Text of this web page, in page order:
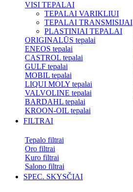
VISI TEPALAI
TEPALAI VARIKLIUI
TEPALAI TRANSMISIJAI
PLASTINIAI TEPALAI
ORIGINALŪS tepalai
ENEOS tepalai
CASTROL tepalai
GULF tepalai
MOBIL tepalai
LIQUI MOLY tepalai
VALVOLINE tepalai
BARDAHL tepalai
KROON-OIL tepalai
FILTRAI
Tepalo filtrai
Oro filtrai
Kuro filtrai
Salono filtrai
SPEC. SKYSČIAI